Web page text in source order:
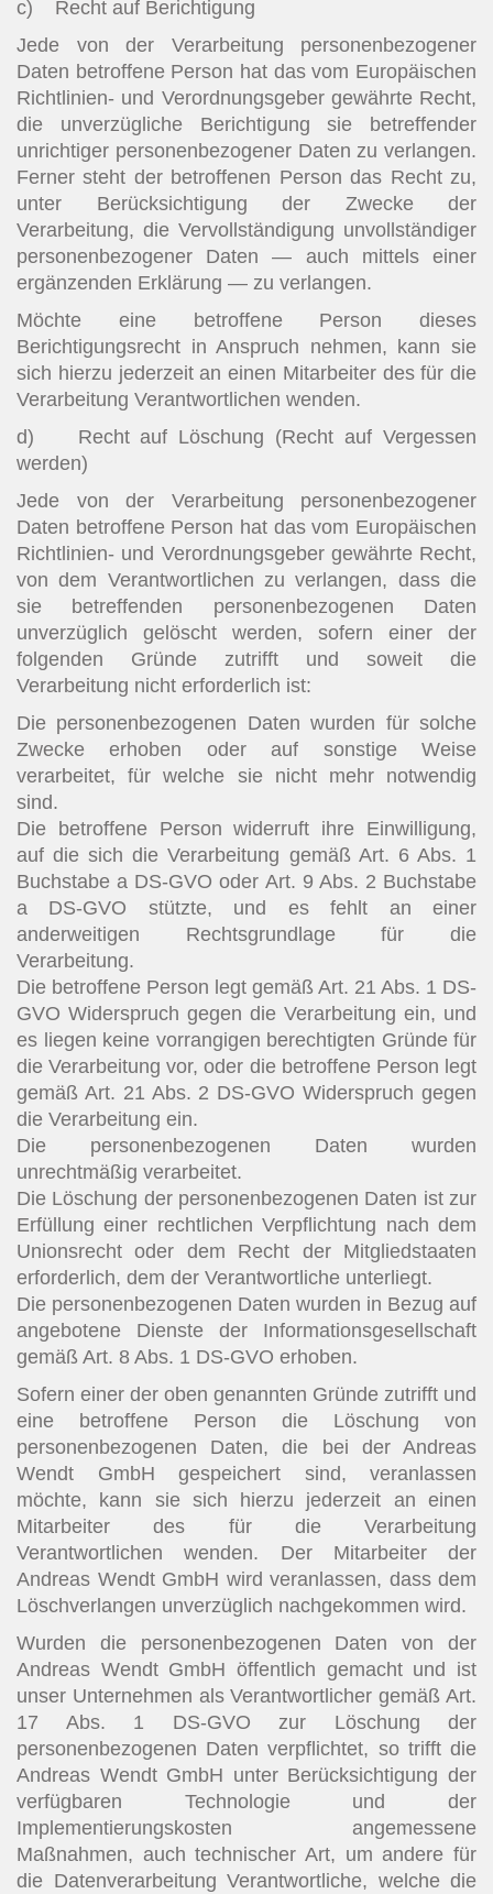
c) Recht auf Berichtigung
Jede von der Verarbeitung personenbezogener
Daten betroffene Person hat das vom Europäischen
Richtlinien- und Verordnungsgeber gewährte Recht,
die unverzügliche Berichtigung sie betreffender
unrichtiger personenbezogener Daten zu verlangen.
Ferner steht der betroffenen Person das Recht zu,
unter Berücksichtigung der Zwecke der
Verarbeitung, die Vervollständigung unvollständiger
personenbezogener Daten — auch mittels einer
ergänzenden Erklärung — zu verlangen.
Möchte eine betroffene Person dieses
Berichtigungsrecht in Anspruch nehmen, kann sie
sich hierzu jederzeit an einen Mitarbeiter des für die
Verarbeitung Verantwortlichen wenden.
d) Recht auf Löschung (Recht auf Vergessen
werden)
Jede von der Verarbeitung personenbezogener
Daten betroffene Person hat das vom Europäischen
Richtlinien- und Verordnungsgeber gewährte Recht,
von dem Verantwortlichen zu verlangen, dass die
sie betreffenden personenbezogenen Daten
unverzüglich gelöscht werden, sofern einer der
folgenden Gründe zutrifft und soweit die
Verarbeitung nicht erforderlich ist:
Die personenbezogenen Daten wurden für solche
Zwecke erhoben oder auf sonstige Weise
verarbeitet, für welche sie nicht mehr notwendig
sind.
Die betroffene Person widerruft ihre Einwilligung,
auf die sich die Verarbeitung gemäß Art. 6 Abs. 1
Buchstabe a DS-GVO oder Art. 9 Abs. 2 Buchstabe
a DS-GVO stützte, und es fehlt an einer
anderweitigen Rechtsgrundlage für die
Verarbeitung.
Die betroffene Person legt gemäß Art. 21 Abs. 1 DS-
GVO Widerspruch gegen die Verarbeitung ein, und
es liegen keine vorrangigen berechtigten Gründe für
die Verarbeitung vor, oder die betroffene Person legt
gemäß Art. 21 Abs. 2 DS-GVO Widerspruch gegen
die Verarbeitung ein.
Die personenbezogenen Daten wurden
unrechtmäßig verarbeitet.
Die Löschung der personenbezogenen Daten ist zur
Erfüllung einer rechtlichen Verpflichtung nach dem
Unionsrecht oder dem Recht der Mitgliedstaaten
erforderlich, dem der Verantwortliche unterliegt.
Die personenbezogenen Daten wurden in Bezug auf
angebotene Dienste der Informationsgesellschaft
gemäß Art. 8 Abs. 1 DS-GVO erhoben.
Sofern einer der oben genannten Gründe zutrifft und
eine betroffene Person die Löschung von
personenbezogenen Daten, die bei der Andreas
Wendt GmbH gespeichert sind, veranlassen
möchte, kann sie sich hierzu jederzeit an einen
Mitarbeiter des für die Verarbeitung
Verantwortlichen wenden. Der Mitarbeiter der
Andreas Wendt GmbH wird veranlassen, dass dem
Löschverlangen unverzüglich nachgekommen wird.
Wurden die personenbezogenen Daten von der
Andreas Wendt GmbH öffentlich gemacht und ist
unser Unternehmen als Verantwortlicher gemäß Art.
17 Abs. 1 DS-GVO zur Löschung der
personenbezogenen Daten verpflichtet, so trifft die
Andreas Wendt GmbH unter Berücksichtigung der
verfügbaren Technologie und der
Implementierungskosten angemessene
Maßnahmen, auch technischer Art, um andere für
die Datenverarbeitung Verantwortliche, welche die